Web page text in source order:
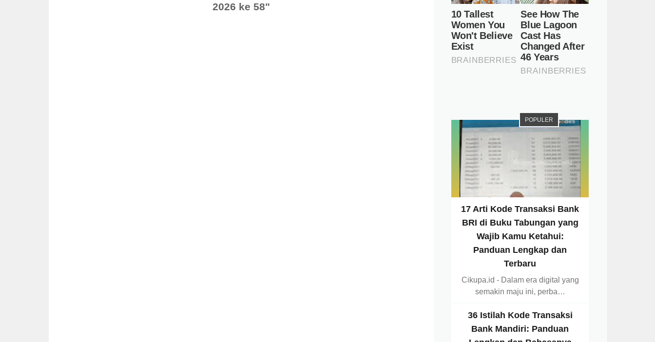
2026 ke 58"
POPULER
17 Arti Kode Transaksi Bank
BRI di Buku Tabungan yang
Wajib Kamu Ketahui:
Panduan Lengkap dan
Terbaru
Cikupa.id - Dalam era digital yang
semakin maju ini, perba…
36 Istilah Kode Transaksi
Bank Mandiri: Panduan